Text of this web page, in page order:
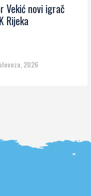
Vekić novi igrač
Rijeka
2026